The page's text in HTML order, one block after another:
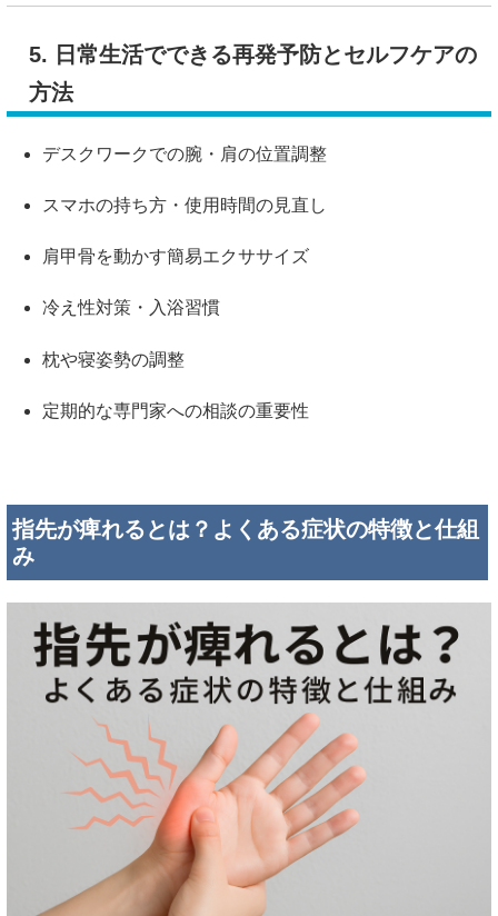
5. 日常生活でできる再発予防とセルフケアの
方法
デスクワークでの腕・肩の位置調整
スマホの持ち方・使用時間の見直し
肩甲骨を動かす簡易エクササイズ
冷え性対策・入浴習慣
枕や寝姿勢の調整
定期的な専門家への相談の重要性
指先が痺れるとは？よくある症状の特徴と仕組
み